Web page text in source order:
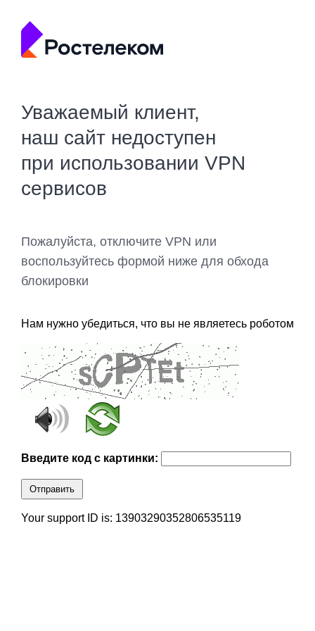
Уважаемый клиент,
наш сайт недоступен
при использовании VPN
сервисов
Пожалуйста, отключите VPN или
воспользуйтесь формой ниже для обхода
блокировки
Нам нужно убедиться, что вы не являетесь роботом
Введите код с картинки:
Отправить
Your support ID is: 13903290352806535119